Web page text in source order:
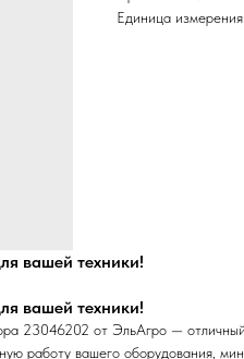
Единица
вашей техники!
вашей техники!
23046202 от ЭльАгро —
работу вашего оборудования,